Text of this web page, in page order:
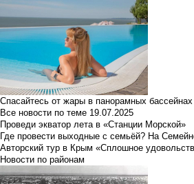
Спасайтесь от жары в панорамных
Все новости по теме 19.07.2025
Проведи экватор лета в «Станции Морской»
Где провести выходные с семьёй? На
Авторский тур в Крым «Сплошное
Новости по районам